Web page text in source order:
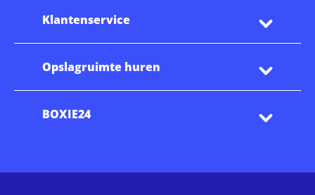
Klantenservice
Opslagruimte huren
BOXIE24